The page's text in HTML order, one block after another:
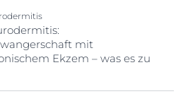
mit
Ekzem – was es zu